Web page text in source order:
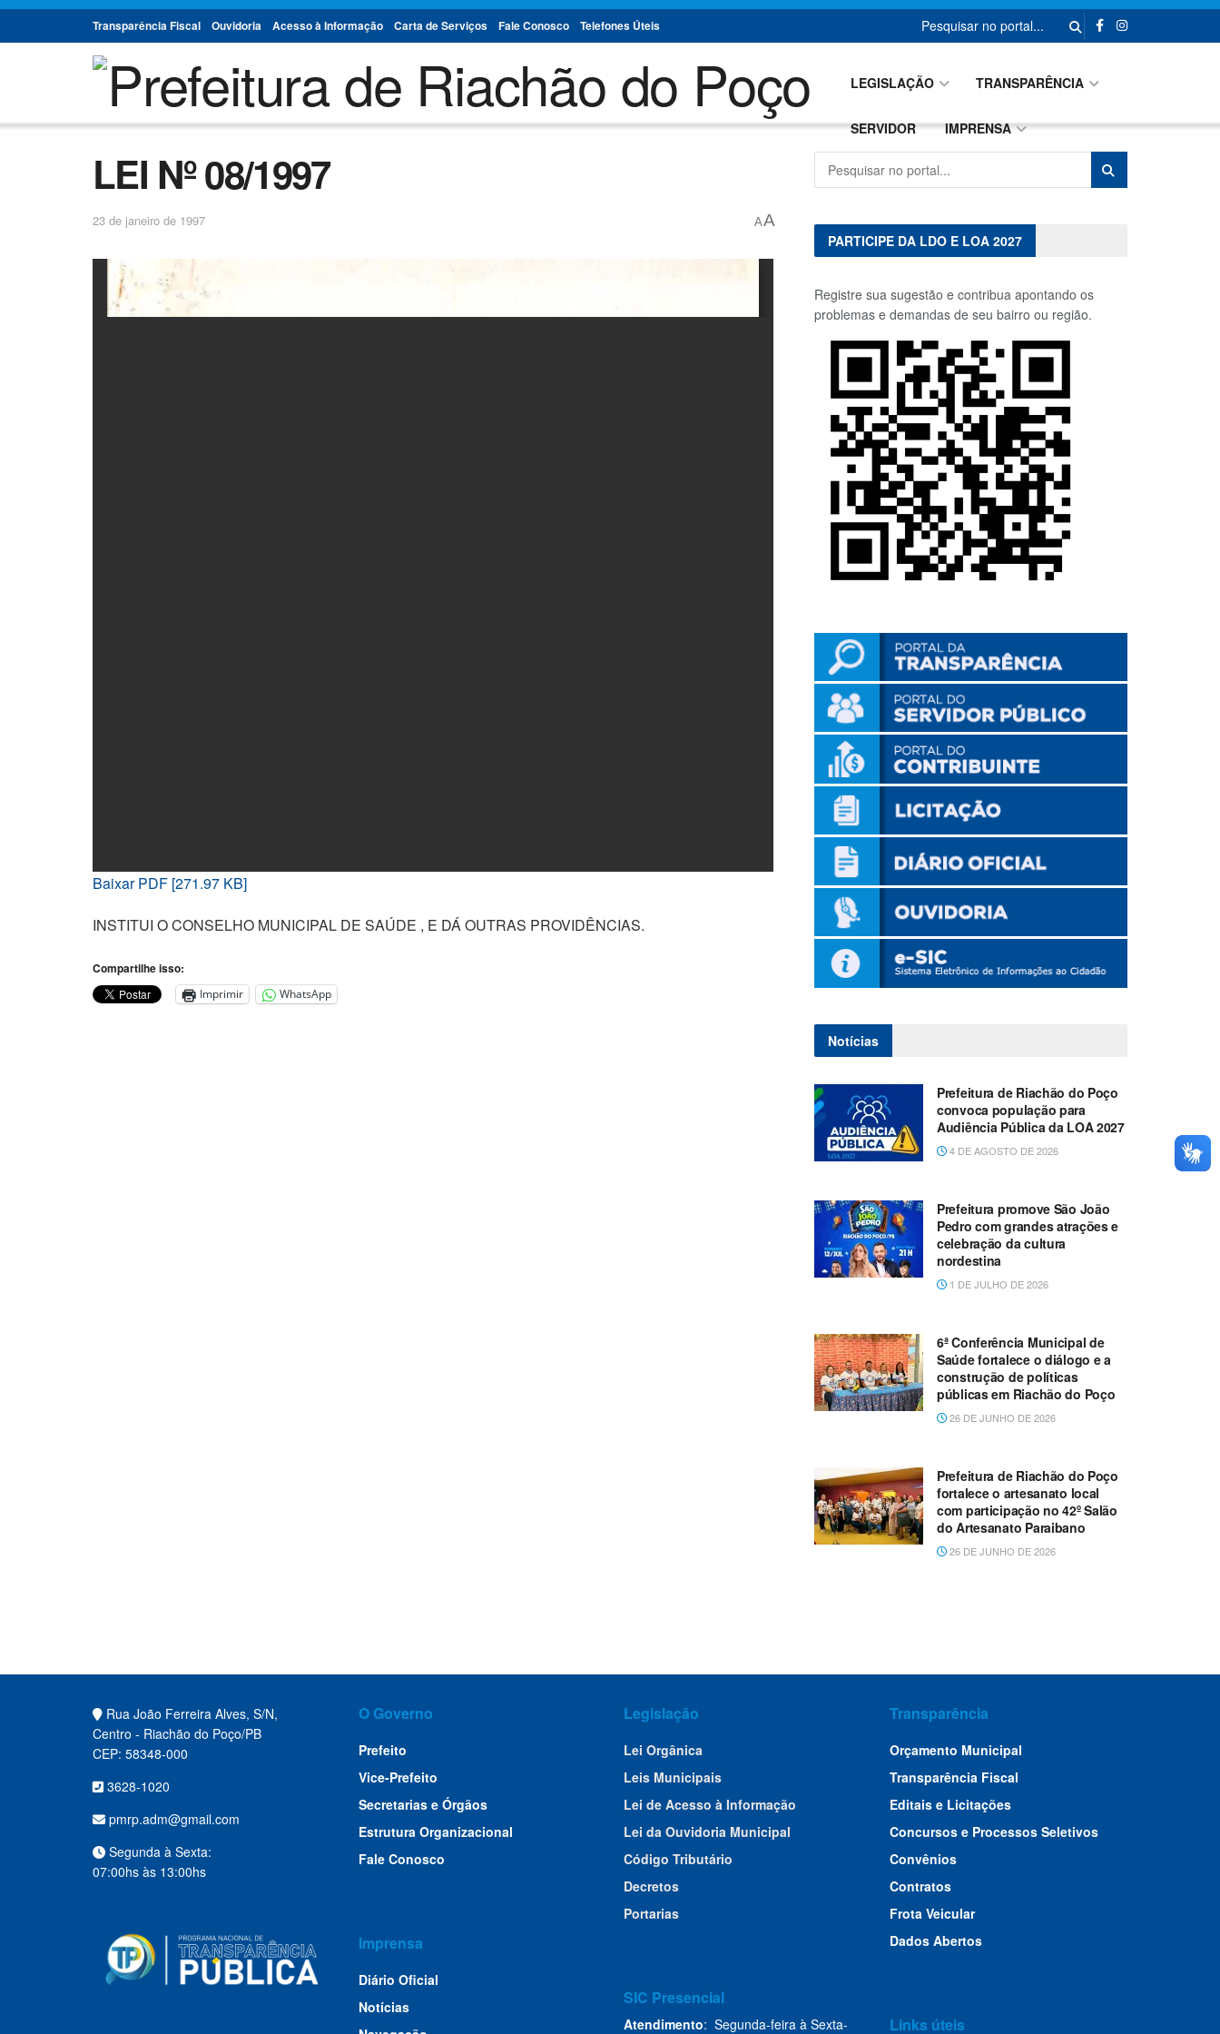
Transparência Fiscal Ouvidoria Acesso à Informação Carta de Serviços Fale Conosco Telefones Úteis
GOVERNO
LEGISLAÇÃO TRANSPARÊNCIA
SERVIDOR IMPRENSA
LEI Nº 08/1997
23 de janeiro de 1997 AA
Baixar PDF [271.97 KB]
INSTITUI O CONSELHO MUNICIPAL DE SAÚDE , E DÁ OUTRAS PROVIDÊNCIAS.
Compartilhe isso:
Imprimir WhatsApp
PARTICIPE DA LDO E LOA 2027
Registre sua sugestão e contribua apontando os
problemas e demandas de seu bairro ou região.
Notícias
Prefeitura de Riachão do Poço
convoca população para
Audiência Pública da LOA 2027
4 DE AGOSTO DE 2026
Prefeitura promove São João
Pedro com grandes atrações e
celebração da cultura
nordestina
1 DE JULHO DE 2026
6ª Conferência Municipal de
Saúde fortalece o diálogo e a
construção de políticas
públicas em Riachão do Poço
26 DE JUNHO DE 2026
Prefeitura de Riachão do Poço
fortalece o artesanato local
com participação no 42º Salão
do Artesanato Paraibano
26 DE JUNHO DE 2026
Rua João Ferreira Alves, S/N,
Centro - Riachão do Poço/PB
CEP: 58348-000
3628-1020
pmrp.adm@gmail.com
Segunda à Sexta:
07:00hs às 13:00hs
O Governo
Prefeito
Vice-Prefeito
Secretarias e Órgãos
Estrutura Organizacional
Fale Conosco
Imprensa
Diário Oficial
Notícias
Legislação
Lei Orgânica
Leis Municipais
Lei de Acesso à Informação
Lei da Ouvidoria Municipal
Código Tributário
Decretos
Portarias
SIC Presencial
Atendimento: Segunda-feira à Sexta-
Transparência
Orçamento Municipal
Transparência Fiscal
Editais e Licitações
Concursos e Processos Seletivos
Convênios
Contratos
Frota Veicular
Dados Abertos
Links úteis